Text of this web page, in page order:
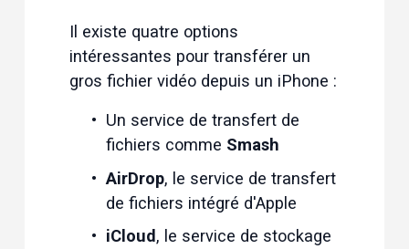
Il existe quatre options
intéressantes pour transférer un
gros fichier vidéo depuis un iPhone :
Un service de transfert de
fichiers comme Smash
AirDrop, le service de transfert
de fichiers intégré d'Apple
iCloud, le service de stockage